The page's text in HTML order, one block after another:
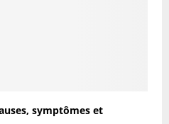
symptômes et